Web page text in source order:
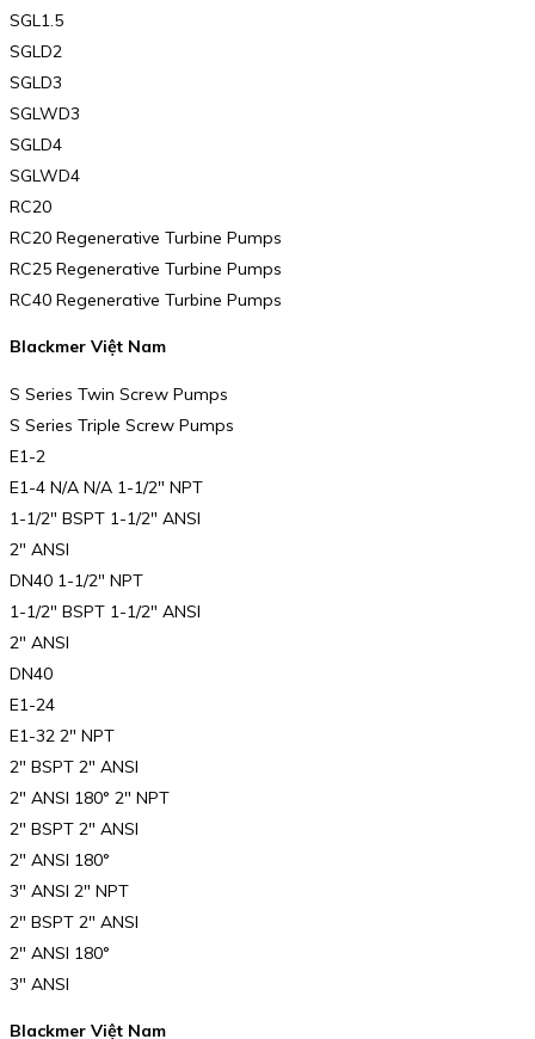
SGL1.5
SGLD2
SGLD3
SGLWD3
SGLD4
SGLWD4
RC20
RC20 Regenerative Turbine Pumps
RC25 Regenerative Turbine Pumps
RC40 Regenerative Turbine Pumps
Blackmer Việt Nam
S Series Twin Screw Pumps
S Series Triple Screw Pumps
E1-2
E1-4 N/A N/A 1-1/2″ NPT
1-1/2″ BSPT 1-1/2″ ANSI
2″ ANSI
DN40 1-1/2″ NPT
1-1/2″ BSPT 1-1/2″ ANSI
2″ ANSI
DN40
E1-24
E1-32 2″ NPT
2″ BSPT 2″ ANSI
2″ ANSI 180° 2″ NPT
2″ BSPT 2″ ANSI
2″ ANSI 180°
3″ ANSI 2″ NPT
2″ BSPT 2″ ANSI
2″ ANSI 180°
3″ ANSI
Blackmer Việt Nam